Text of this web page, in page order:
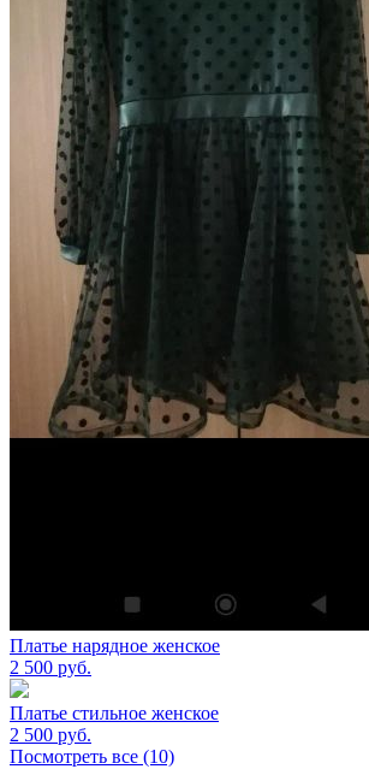
Платье нарядное женское
2 500 руб.
Платье стильное женское
2 500 руб.
Посмотреть все (10)